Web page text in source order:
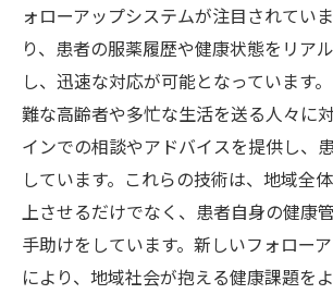
ォローアップシステムが注目されてい
り、患者の服薬履歴や健康状態をリア
し、迅速な対応が可能となっています
難な高齢者や多忙な生活を送る人々に
インでの相談やアドバイスを提供し、
しています。これらの技術は、地域全
上させるだけでなく、患者自身の健康
手助けをしています。新しいフォロー
により、地域社会が抱える健康課題を